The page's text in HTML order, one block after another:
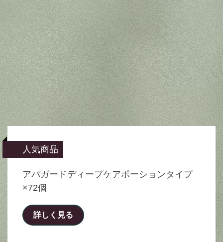
人気商品
アパガードディープケアポーションタイプ
×72個
詳しく見る